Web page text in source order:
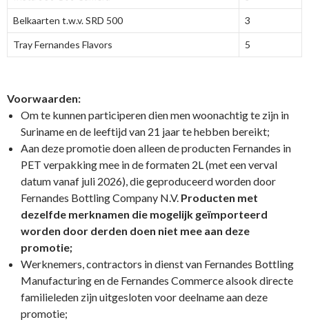
Belkaarten t.w.v. SRD 500 3
Tray Fernandes Flavors 5
Voorwaarden:
Om te kunnen participeren dien men woonachtig te zijn in
Suriname en de leeftijd van 21 jaar te hebben bereikt;
Aan deze promotie doen alleen de producten Fernandes in
PET verpakking mee in de formaten 2L (met een verval
datum vanaf juli 2026), die geproduceerd worden door
Fernandes Bottling Company N.V. Producten met
dezelfde merknamen die mogelijk geïmporteerd
worden door derden doen niet mee aan deze
promotie;
Werknemers, contractors in dienst van Fernandes Bottling
Manufacturing en de Fernandes Commerce alsook directe
familieleden zijn uitgesloten voor deelname aan deze
promotie;